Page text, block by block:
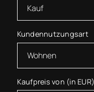
Kundennutzungsart
Kaufpreis von (in EUR)